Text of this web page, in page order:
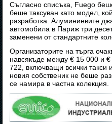
Съгласно списъка, Fuego
беше таксуван като модел,
разработка. Алуминиевите
автомобила в Париж три
заменени от стандартните
Организаторите на търга
навсякъде между € 15 000 и
722, включващи всички такси
новия собственик не беше
се намира в частна колекция.